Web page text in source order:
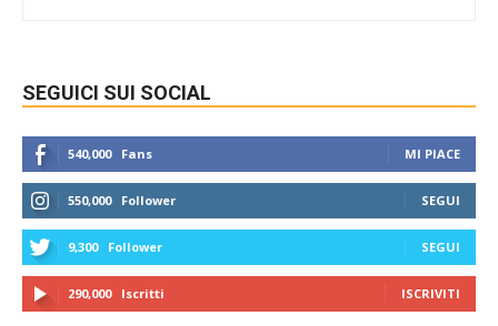
SEGUICI SUI SOCIAL
540,000 Fans MI PIACE
550,000 Follower SEGUI
9,300 Follower SEGUI
290,000 Iscritti ISCRIVITI